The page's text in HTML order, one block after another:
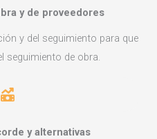
y de proveedores
y del seguimiento para que
seguimiento de obra.
y alternativas